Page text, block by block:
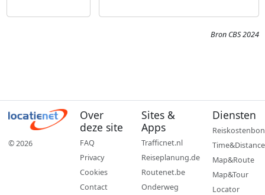
Bron CBS 2024
© 2026
Over
deze site
FAQ
Privacy
Cookies
Contact
Sites &
Apps
Trafficnet.nl
Reiseplanung.de
Routenet.be
Onderweg
Diensten
Reiskostenbon
Time&Distance
Map&Route
Map&Tour
Locator